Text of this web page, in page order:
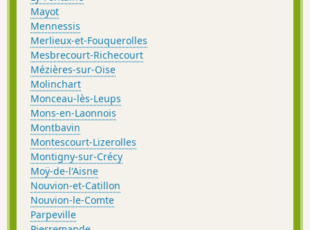
Mayot
Mennessis
Merlieux-et-Fouquerolles
Mesbrecourt-Richecourt
Mézières-sur-Oise
Molinchart
Monceau-lès-Leups
Mons-en-Laonnois
Montbavin
Montescourt-Lizerolles
Montigny-sur-Crécy
Moÿ-de-l'Aisne
Nouvion-et-Catillon
Nouvion-le-Comte
Parpeville